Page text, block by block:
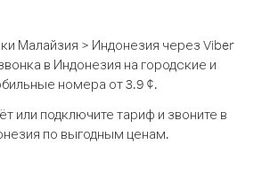
Малайзия > Индонезия через Viber
в Индонезия на городские и
номера от 3.9 ¢.
или подключите тариф и звоните в
по выгодным ценам.